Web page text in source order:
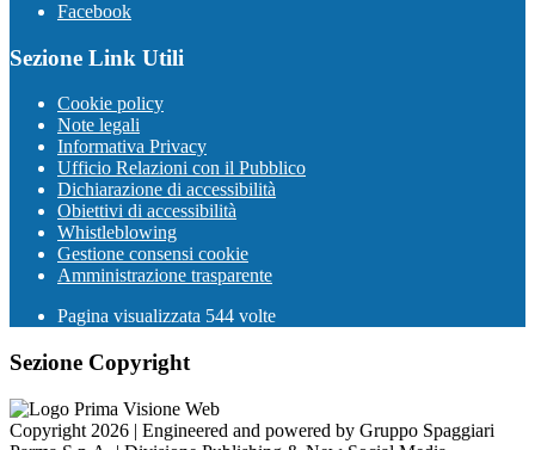
Facebook
Sezione Link Utili
Cookie policy
Note legali
Informativa Privacy
Ufficio Relazioni con il Pubblico
Dichiarazione di accessibilità
Obiettivi di accessibilità
Whistleblowing
Gestione consensi cookie
Amministrazione trasparente
Pagina visualizzata 544 volte
Sezione Copyright
Copyright 2026 | Engineered and powered by Gruppo Spaggiari